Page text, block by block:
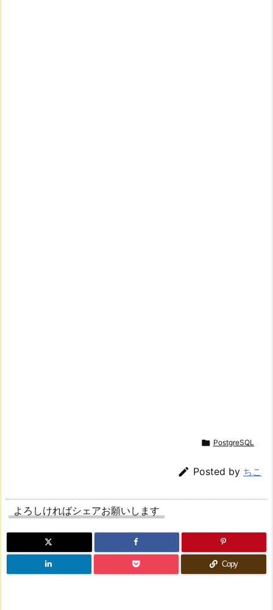
 PostgreSQL
 Posted by ちこ
よろしければシェアお願いします
Copy